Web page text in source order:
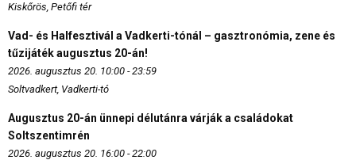
Kiskőrös, Petőfi tér
Vad- és Halfesztivál a Vadkerti-tónál – gasztronómia, zene és
tűzijáték augusztus 20-án!
2026. augusztus 20. 10:00 - 23:59
Soltvadkert, Vadkerti-tó
Augusztus 20-án ünnepi délutánra várják a családokat
Soltszentimrén
2026. augusztus 20. 16:00 - 22:00